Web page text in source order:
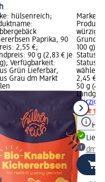
hülsenreich;
Paprika, 90
2,55 €;
90 g (2,83 € je
Verfügbarkeit:
Grün Lieferbar,
Grau dm Markt
Marke:
würzig,
100 g);
Status
Status
wählen
2,45 €
50 g
würzig,
dm